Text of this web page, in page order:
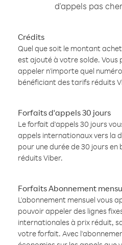
d'appels pas
Crédits
Quel que soit le montant
est ajouté à votre solde. Vous
appeler n'importe quel
bénéficiant des tarifs réduits
Forfaits d'appels 30 jours
Le forfait d'appels 30 jours
appels internationaux vers la
pour une durée de 30 jours
réduits Viber.
Forfaits Abonnement
L'abonnement mensuel vous
pouvoir appeler des lignes
internationales à prix réduit,
votre forfait. Avec